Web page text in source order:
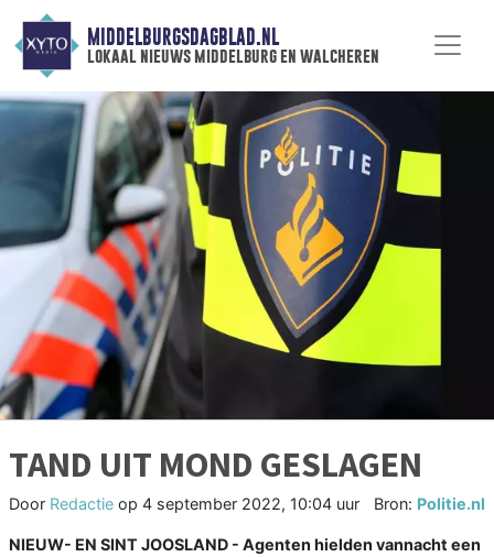
MIDDELBURGSDAGBLAD.NL
lokaal nieuws middelburg en walcheren
TAND UIT MOND GESLAGEN
Door Redactie op 4 september 2022, 10:04 uur Bron: Politie.nl
NIEUW- EN SINT JOOSLAND - Agenten hielden vannacht een